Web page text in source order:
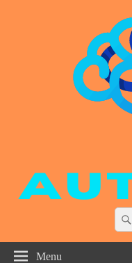
Menu